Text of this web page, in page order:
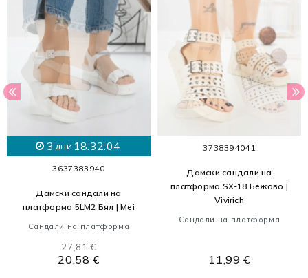
3 дни 18:32:04
3637383940
Дамски сандали на
платформа 5LM2 Бял | Mei
Сандали на платформа
20,58 €
27,81 €
3738394041
Дамски сандали на
платформа SX-18 Бежово |
Vivirich
Сандали на платформа
11,99 €